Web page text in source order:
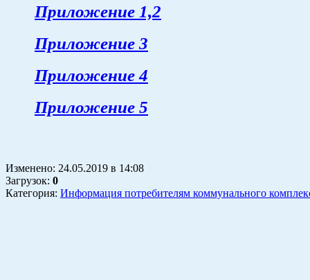
Приложение 1,2
Приложение 3
Приложение 4
Приложение 5
Изменено: 24.05.2019 в 14:08
Загрузок: 0
Категория: Информация потребителям коммунального